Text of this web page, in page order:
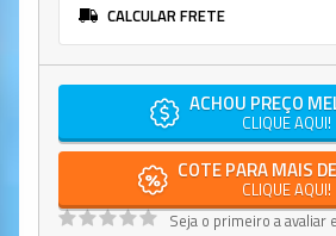
CALCULAR FRETE
ACHOU PREÇO
CLIQUE AQUI!
COTE PARA MAIS
CLIQUE AQUI!
Seja o primeiro a avaliar